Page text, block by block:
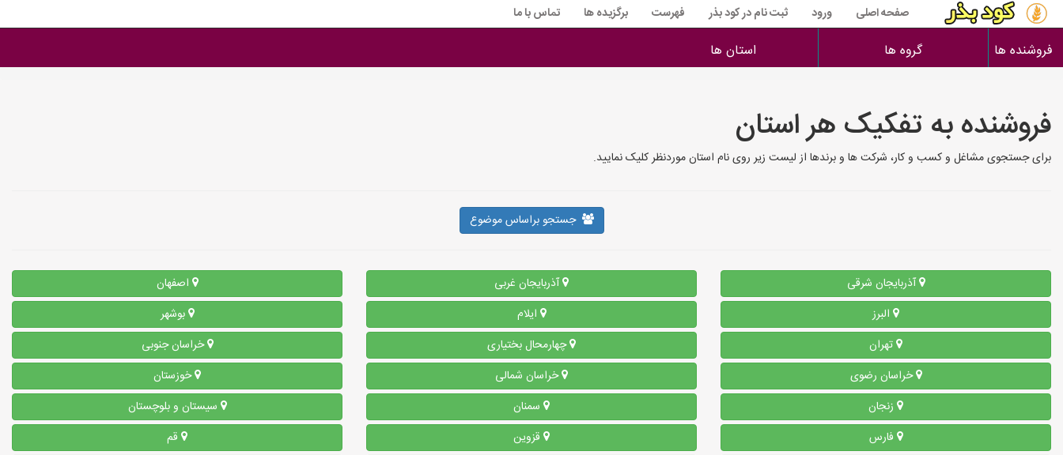
صفحه اصلی ورود ثبت نام در کود بذر فهرست برگزیده ها تماس با ما
فروشنده ها گروه ها استان ها
فروشنده به تفکیک هر استان
برای جستجوی مشاغل و کسب و کار، شرکت ها و برندها از لیست زیر روی نام استان موردنظر کلیک نمایید.
جستجو براساس موضوع
آذربایجان شرقی آذربایجان غربی
اصفهان
البرز
ایلام
بوشهر
تهران
چهارمحال بختیاری
خراسان جنوبی
خراسان رضوی
خراسان شمالی
خوزستان
زنجان
سمنان
سیستان و بلوچستان
فارس
قزوین
قم